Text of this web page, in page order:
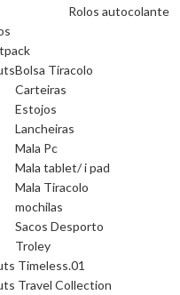
Rolos autocolante
Bolsa Tiracolo
Carteiras
Estojos
Lancheiras
Mala Pc
Mala tablet/ i pad
Mala Tiracolo
mochilas
Sacos Desporto
Troley
Timeless.01
Travel Collection